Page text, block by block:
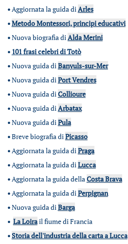
•Aggiornata la guida diArles
•Metodo Montessori, principi educativi
•Nuova biografia diAlda Merini
• 101 frasi celebri di Totò
•Nuova guida diBanyuls-sur-Mer
•Nuova guida diPort Vendres
•Nuova guida diCollioure
•Nuova guida diArbatax
•Nuova guida diPula
•Breve biografia diPicasso
•Aggiornata la guida diPraga
•Aggiornata la guida diLucca
•Aggiornata la guida dellaCosta Brava
•Aggiornata la guida diPerpignan
•Nuova guida diBarga
• La Loirail fiume di Francia
•Storia dell'industria della carta a Lucca